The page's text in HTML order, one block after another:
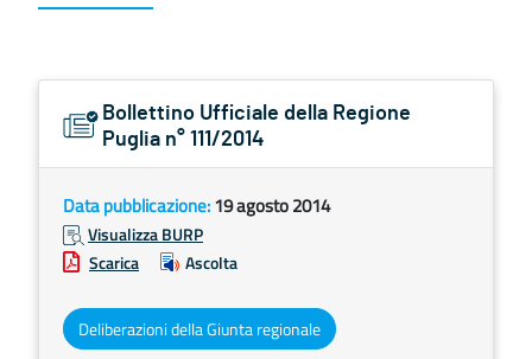
Bollettino Ufficiale della Regione
Puglia n° 111/2014
Data pubblicazione:19 agosto 2014
Visualizza BURP
Scarica
Ascolta
Deliberazioni della Giunta regionale